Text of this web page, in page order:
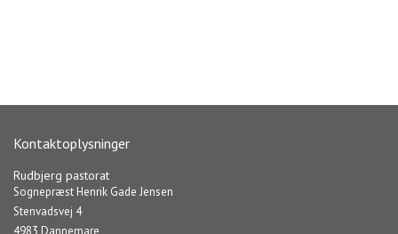
Kontaktoplysninger
Rudbjerg pastorat
Sognepræst Henrik Gade Jensen
Stenvadsvej 4
4983 Dannemare